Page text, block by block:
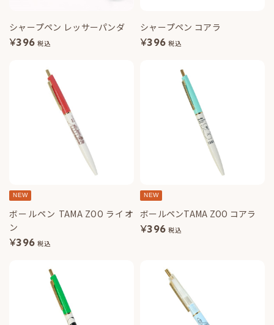
シャープペン レッサーパンダ
¥396 税込
シャープペン コアラ
¥396 税込
NEW
ボールペン TAMA ZOO ライオ
ン
¥396 税込
NEW
ボールペンTAMA ZOO コアラ
¥396 税込